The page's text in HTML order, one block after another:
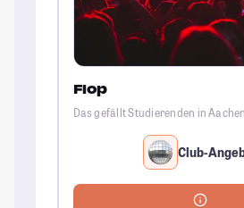
Flop
Das gefällt Studierenden in
Club-